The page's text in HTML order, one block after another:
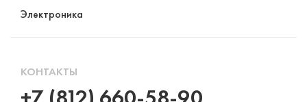
Электроника
КОНТАКТЫ